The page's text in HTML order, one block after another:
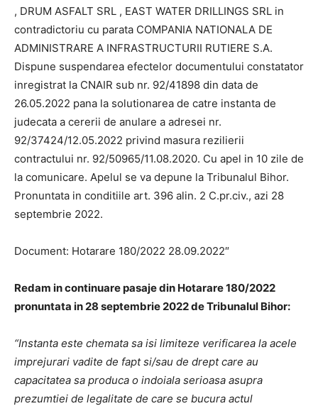
, DRUM ASFALT SRL , EAST WATER DRILLINGS SRL in
contradictoriu cu parata COMPANIA NATIONALA DE
ADMINISTRARE A INFRASTRUCTURII RUTIERE S.A.
Dispune suspendarea efectelor documentului constatator
inregistrat la CNAIR sub nr. 92/41898 din data de
26.05.2022 pana la solutionarea de catre instanta de
judecata a cererii de anulare a adresei nr.
92/37424/12.05.2022 privind masura rezilierii
contractului nr. 92/50965/11.08.2020. Cu apel in 10 zile de
la comunicare. Apelul se va depune la Tribunalul Bihor.
Pronuntata in conditiile art. 396 alin. 2 C.pr.civ., azi 28
septembrie 2022.
Document: Hotarare 180/2022 28.09.2022″
Redam in continuare pasaje din Hotarare 180/2022
pronuntata in 28 septembrie 2022 de Tribunalul Bihor:
“Instanta este chemata sa isi limiteze verificarea la acele
imprejurari vadite de fapt si/sau de drept care au
capacitatea sa produca o indoiala serioasa asupra
prezumtiei de legalitate de care se bucura actul